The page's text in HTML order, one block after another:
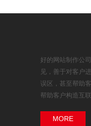
好的网站制作公
见，善于对客户
误区，甚至帮助
帮助客户构造互
MORE